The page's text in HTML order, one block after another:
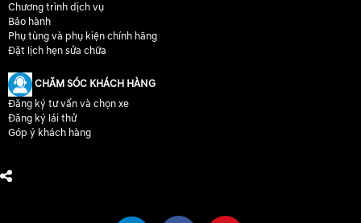
Chương trình dịch vụ
Bảo hành
Phụ tùng và phụ kiện chính hãng
Đặt lịch hẹn sửa chữa
CHĂM SÓC KHÁCH HÀNG
Đăng ký tư vấn và chọn xe
Đăng ký lái thử
Góp ý khách hàng